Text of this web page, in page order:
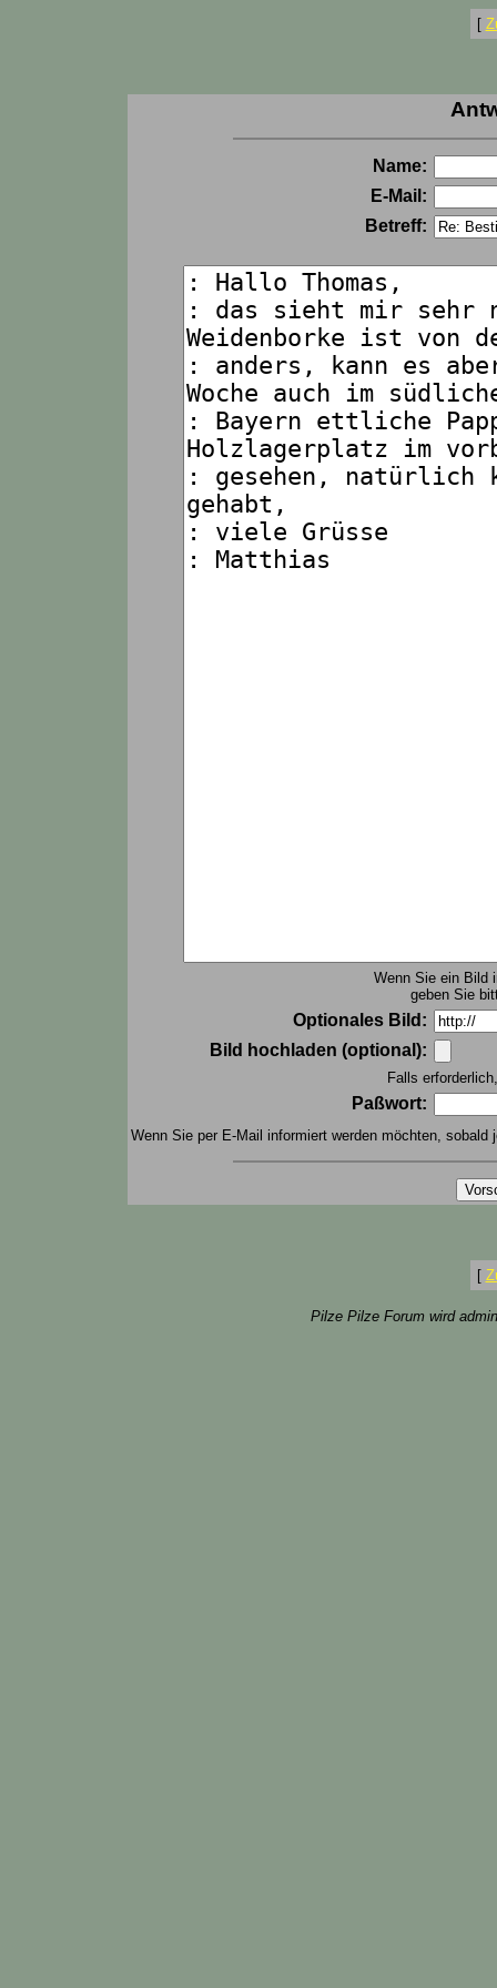
[
Name:
E-Mail:
Betreff:
Wenn Sie ein Bild
geben Sie
Optionales Bild:
Bild hochladen (optional):
Falls
Paßwort:
Wenn Sie per E-Mail informiert werden möchten,
[
Pilze Pilze Forum wird